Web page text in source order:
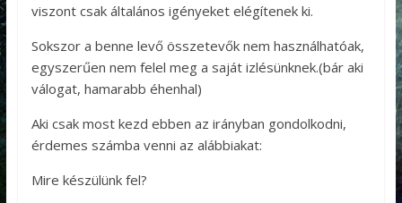
viszont csak általános igényeket elégítenek ki.
Sokszor a benne levő összetevők nem használhatóak,
egyszerűen nem felel meg a saját izlésünknek.(bár aki
válogat, hamarabb éhenhal)
Aki csak most kezd ebben az irányban gondolkodni,
érdemes számba venni az alábbiakat:
Mire készülünk fel?